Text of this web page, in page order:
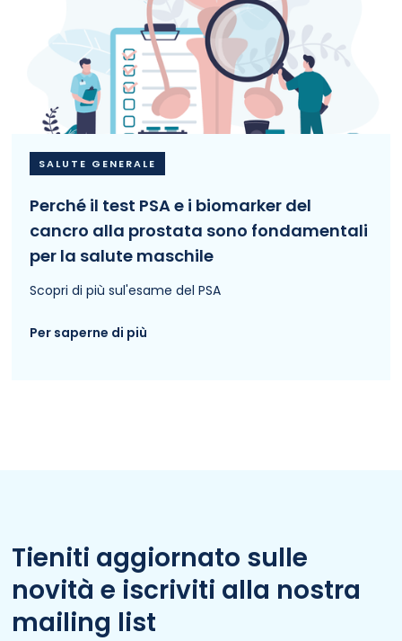
SALUTE GENERALE
Perché il test PSA e i biomarker del
cancro alla prostata sono fondamentali
per la salute maschile
Scopri di più sul'esame del PSA
Per saperne di più
Tieniti aggiornato sulle
novità e iscriviti alla nostra
mailing list